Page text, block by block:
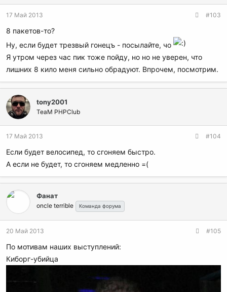
17 Май 2013 #103
8 пакетов-то?
Ну, если будет трезвый гонецъ - посылайте, чо
Я утром через час пик тоже пойду, но но не уверен, что
лишних 8 кило меня сильно обрадуют. Впрочем, посмотрим.
tony2001
TeaM PHPClub
17 Май 2013 #104
Если будет велосипед, то сгоняем быстро.
А если не будет, то сгоняем медленно =(
Фанат
oncle terrible Команда форума
20 Май 2013 #105
По мотивам наших выступлений:
Киборг-убийца